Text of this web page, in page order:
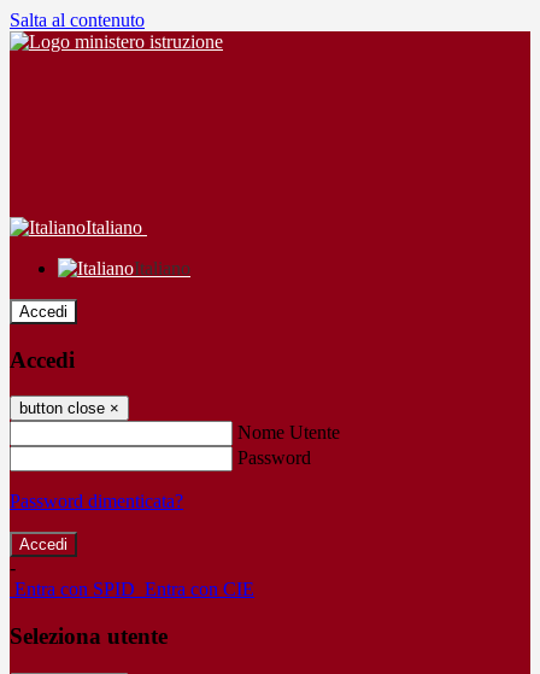
Salta al contenuto
Italiano
Italiano
Accedi
Accedi
button close ×
Nome Utente
Password
Password dimenticata?
-
Entra con SPID Entra con CIE
Seleziona utente